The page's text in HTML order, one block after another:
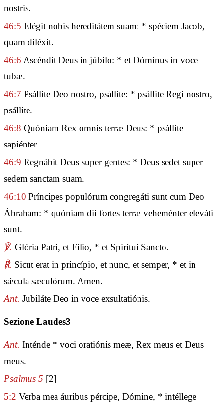
nostris.
46:5 Elégit nobis hereditátem suam: * spéciem Jacob,
quam diléxit.
46:6 Ascéndit Deus in júbilo: * et Dóminus in voce
tubæ.
46:7 Psállite Deo nostro, psállite: * psállite Regi nostro,
psállite.
46:8 Quóniam Rex omnis terræ Deus: * psállite
sapiénter.
46:9 Regnábit Deus super gentes: * Deus sedet super
sedem sanctam suam.
46:10 Príncipes populórum congregáti sunt cum Deo
Ábraham: * quóniam dii fortes terræ veheménter eleváti
sunt.
℣. Glória Patri, et Fílio, * et Spirítui Sancto.
℟. Sicut erat in princípio, et nunc, et semper, * et in
sǽcula sæculórum. Amen.
Ant. Jubiláte Deo in voce exsultatiónis.
Sezione Laudes3
Ant. Inténde * voci oratiónis meæ, Rex meus et Deus
meus.
Psalmus 5 [2]
5:2 Verba mea áuribus pércipe, Dómine, * intéllege